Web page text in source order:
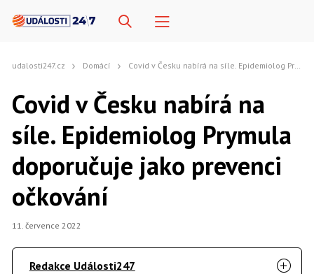
udalosti247.cz Domácí Covid v Česku nabírá na síle. Epidemiolog Prymula doporučuje jako prevenci očkování
Covid v Česku nabírá na
síle. Epidemiolog Prymula
doporučuje jako prevenci
očkování
11. července 2022
Redakce Události247